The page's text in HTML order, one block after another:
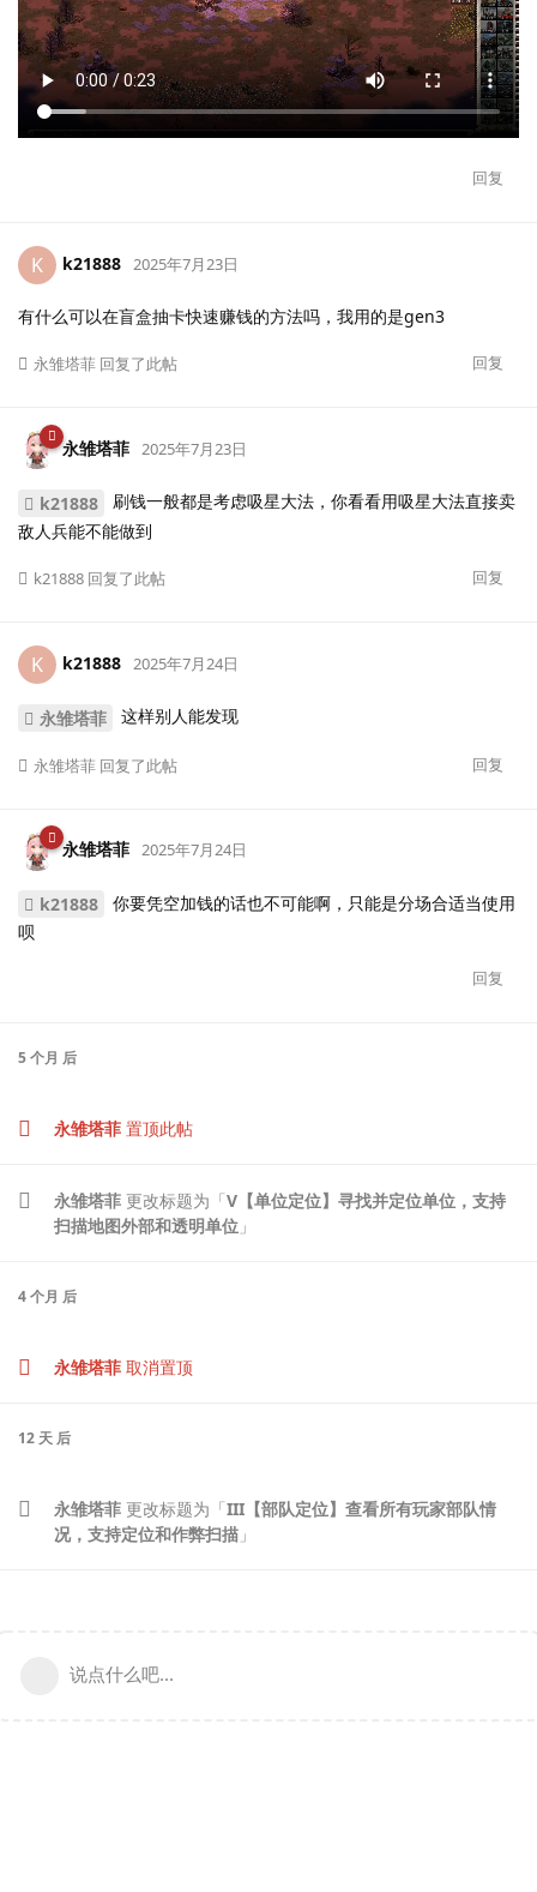
回复
K k21888 2025年7月23日
有什么可以在盲盒抽卡快速赚钱的方法吗，我用的是gen3
回复
永雏塔菲 回复了此帖
永雏塔菲 2025年7月23日
k21888
刷钱一般都是考虑吸星大法，你看看用吸星大法直接卖
敌人兵能不能做到
回复
k21888 回复了此帖
K k21888 2025年7月24日
永雏塔菲 这样别人能发现
回复
永雏塔菲 回复了此帖
永雏塔菲 2025年7月24日
k21888
你要凭空加钱的话也不可能啊，只能是分场合适当使用
呗
回复
5 个月 后
永雏塔菲 置顶此帖
永雏塔菲 更改标题为「V【单位定位】寻找并定位单位，支持
扫描地图外部和透明单位 」
4 个月 后
永雏塔菲 取消置顶
12 天后
永雏塔菲 更改标题为「III【部队定位】查看所有玩家部队情
况，支持定位和作弊扫描 」
说点什么吧...